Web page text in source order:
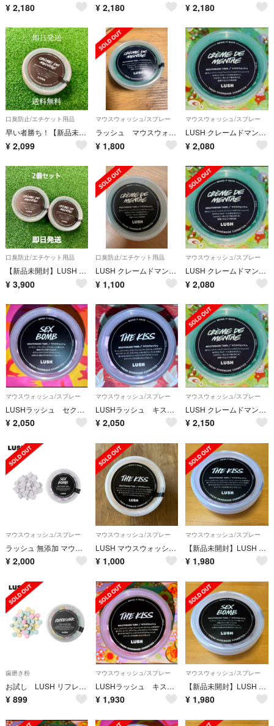
¥ 2,180 ¥ 2,180 ¥ 2,180
口臭防止/エチケット用品
早い者勝ち！【新品未開封】LUSH クレームドマント マウスウォッシュ 45g
¥ 2,099
マウスウォッシュ/スプレー
ラッシュ マウスウォッシュ
¥ 1,800
マウスウォッシュ/スプレー
LUSH クレームドマンド マウスウォッシュ1個
¥ 2,080
口臭防止/エチケット用品
【新品未開封】LUSH クレームドマント マウスウォッシュ 45g 2個セット
¥ 3,900
口臭防止/エチケット用品
LUSH クレームドマント お口スッキリ
¥ 1,100
マウスウォッシュ/スプレー
LUSH クレームドマンド マウスウォッシュ1個
¥ 2,080
マウスウォッシュ/スプレー
LUSHラッシュ セクシーダイナマイト マウスウォッシュ1個
¥ 2,050
マウスウォッシュ/スプレー
LUSHラッシュ キスマウスウォッシュ1個
¥ 2,050
マウスウォッシュ/スプレー
LUSH クレームドマンド マウスウォッシュ1個
¥ 2,150
マウスウォッシュ/スプレー
ラッシュ 無添加 マウスウォッシュ タブレット セクシー ダイナマイト
¥ 2,000
マウスウォッシュ/スプレー
LUSH マウスウォッシュ THE KISS
¥ 1,000
マウスウォッシュ/スプレー
【新品未開封】LUSH ラッシュTHE KISS マウスウォッシュタブ
¥ 1,980
歯磨き粉
お試し LUSH リフレッシャー 歯磨き タブレット ラッシュ
¥ 899
マウスウォッシュ/スプレー
LUSHラッシュ キスマウスウォッシュ1個
¥ 1,930
マウスウォッシュ/スプレー
【新品未開封】LUSH ラッシュ セクシー・ダイナマイト マウスウォッシュ
¥ 1,980